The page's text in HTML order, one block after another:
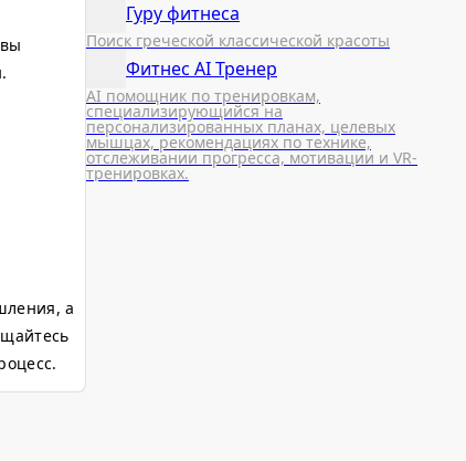
а
Гуру фитнеса
Поиск греческой классической красоты
Фитнес AI Тренер
AI помощник по тренировкам,
специализирующийся на
персонализированных планах, целевых
мышцах, рекомендациях по технике,
отслеживании прогресса, мотивации и VR-
тренировках.